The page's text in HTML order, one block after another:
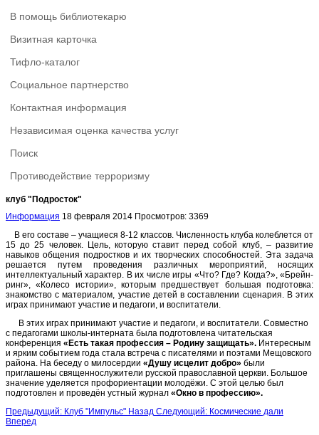
В помощь библиотекарю
Визитная карточка
Тифло-каталог
Социальное партнерство
Контактная информация
Независимая оценка качества услуг
Поиск
Противодействие терроризму
клуб "Подросток"
Информация 18 февраля 2014 Просмотров: 3369
В его составе – учащиеся 8-12 классов. Численность клуба колеблется от
15 до 25 человек. Цель, которую ставит перед собой клуб, – развитие
навыков общения подростков и их творческих способностей. Эта задача
решается путем проведения различных мероприятий, носящих
интеллектуальный характер. В их числе игры «Что? Где? Когда?», «Брейн-
ринг», «Колесо истории», которым предшествует большая подготовка:
знакомство с материалом, участие детей в составлении сценария. В этих
играх принимают участие и педагоги, и воспитатели.
В этих играх принимают участие и педагоги, и воспитатели. Совместно
с педагогами школы-интерната была подготовлена читательская
конференция «Есть такая профессия – Родину защищать». Интересным
и ярким событием года стала встреча с писателями и поэтами Мещовского
района. На беседу о милосердии «Душу исцелит добро» были
приглашены священнослужители русской православной церкви. Большое
значение уделяется профориентации молодёжи. С этой целью был
подготовлен и проведён устный журнал «Окно в профессию».
Предыдущий: Клуб "Импульс" Назад Следующий: Космические дали
Вперед